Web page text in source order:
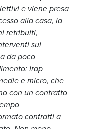
e viene presa
alla casa, la
retribuiti,
sul
da poco
Irap
e micro, che
con un contratto
contratti a